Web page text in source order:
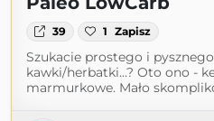
39 1 Zapisz
Szukacie prostego i
kawki/herbatki...? Oto ono -
marmurkowe. Mało